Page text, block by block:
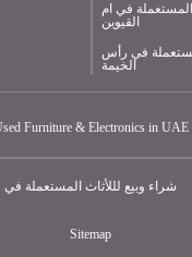
المستعملة في ام
القيوين
في رأس
الخيمة
Furniture & Electronics in UAE
شراء وبيع لللأثاث المستعملة في
Sitemap